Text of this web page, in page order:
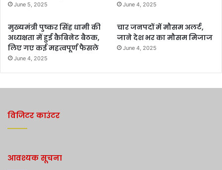
June 5, 2025 June 4, 2025
मुख्यमंत्री पुष्कर सिंह धामी की
अध्यक्षता में हुई कैबिनेट बैठक,
लिए गए कई महत्वपूर्ण फैसले
June 4, 2025
चार जनपदों में मौसम अलर्ट,
जाने देश भर का मौसम मिजाज
June 4, 2025
विजिटर काउंटर
आवश्यक सूचना